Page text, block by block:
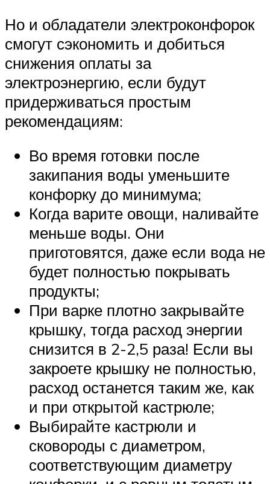
Но и обладатели электроконфорок
смогут сэкономить и добиться
снижения оплаты за
электроэнергию, если будут
придерживаться простым
рекомендациям:
Во время готовки после
закипания воды уменьшите
конфорку до минимума;
Когда варите овощи, наливайте
меньше воды. Они
приготовятся, даже если вода не
будет полностью покрывать
продукты;
При варке плотно закрывайте
крышку, тогда расход энергии
снизится в 2-2,5 раза! Если вы
закроете крышку не полностью,
расход останется таким же, как
и при открытой кастрюле;
Выбирайте кастрюли и
сковороды с диаметром,
соответствующим диаметру